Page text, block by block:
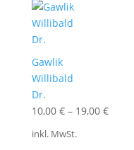
Gawlik
Willibald
Dr.
10,00 €– 19,00 €
inkl. MwSt.